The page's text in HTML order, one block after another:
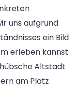
uns aufgrund
ein Bild
erleben kannst.
Altstadt
am Platz